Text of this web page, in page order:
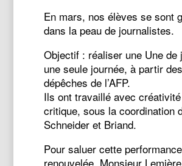
En mars, nos élèves se sont
dans la peau de journalistes.
Objectif : réaliser une Une de
une seule journée, à partir des
dépêches de l’AFP.
Ils ont travaillé avec
critique, sous la coordination
Schneider et Briand.
Pour saluer cette performance
renouvelée, Monsieur